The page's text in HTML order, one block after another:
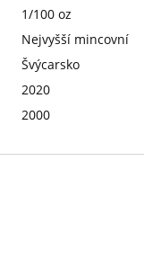
1/100 oz
Nejvyšší mincovní
Švýcarsko
2020
2000